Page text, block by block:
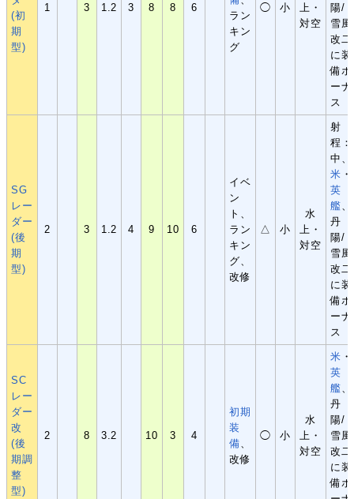
(初
期
型)
1 3 1.2 3 8 8 6
ラン
キン
グ
◯ 小
上・
対空
陽/
雪風
改二
に装
備ボ
ーナ
ス
SG
レー
ダー
(後
期
型)
2 3 1.2 4 9 10 6
イベ
ン
ト、
ラン
キン
グ、
改修
△ 小
水
上・
対空
射
程：
中、
米 ・
英
艦
丹
陽/
雪風
改二
に装
備ボ
ーナ
ス
SC
レー
ダー
改
(後
期調
整
型)
2 8 3.2 10 3 4
初期
装
備
改修
◯ 小
水
上・
対空
米 ・
英
艦
丹
陽/
雪風
改二
に装
備ボ